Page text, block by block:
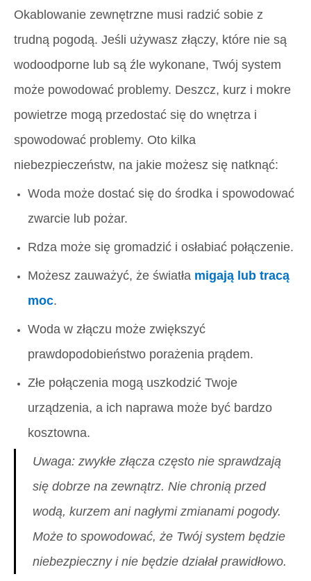
Okablowanie zewnętrzne musi radzić sobie z
trudną pogodą. Jeśli używasz złączy, które nie są
wodoodporne lub są źle wykonane, Twój system
może powodować problemy. Deszcz, kurz i mokre
powietrze mogą przedostać się do wnętrza i
spowodować problemy. Oto kilka
niebezpieczeństw, na jakie możesz się natknąć:
Woda może dostać się do środka i spowodować
zwarcie lub pożar.
Rdza może się gromadzić i osłabiać połączenie.
Możesz zauważyć, że światła migają lub tracą
moc.
Woda w złączu może zwiększyć
prawdopodobieństwo porażenia prądem.
Złe połączenia mogą uszkodzić Twoje
urządzenia, a ich naprawa może być bardzo
kosztowna.
Uwaga: zwykłe złącza często nie sprawdzają
się dobrze na zewnątrz. Nie chronią przed
wodą, kurzem ani nagłymi zmianami pogody.
Może to spowodować, że Twój system będzie
niebezpieczny i nie będzie działał prawidłowo.